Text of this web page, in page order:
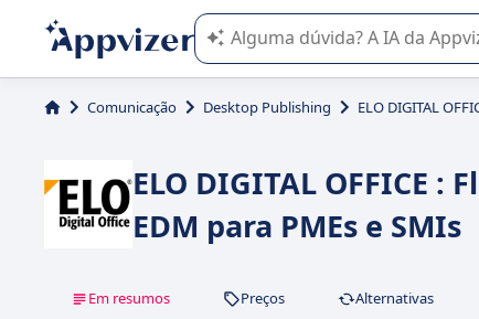
A IA do Appvizer o orienta no uso
Comunicação Desktop Publishing ELO DIGITAL
ELO DIGITAL OFFICE
EDM para PMEs e SMIs
Em resumos Preços Alternativas